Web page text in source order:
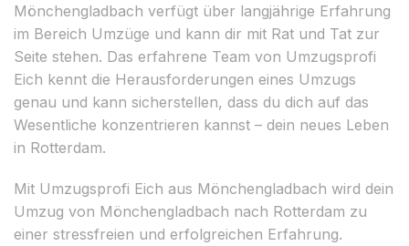
Mönchengladbach verfügt über langjährige Erfahrung
im Bereich Umzüge und kann dir mit Rat und Tat zur
Seite stehen. Das erfahrene Team von Umzugsprofi
Eich kennt die Herausforderungen eines Umzugs
genau und kann sicherstellen, dass du dich auf das
Wesentliche konzentrieren kannst – dein neues Leben
in Rotterdam.
Mit Umzugsprofi Eich aus Mönchengladbach wird dein
Umzug von Mönchengladbach nach Rotterdam zu
einer stressfreien und erfolgreichen Erfahrung.